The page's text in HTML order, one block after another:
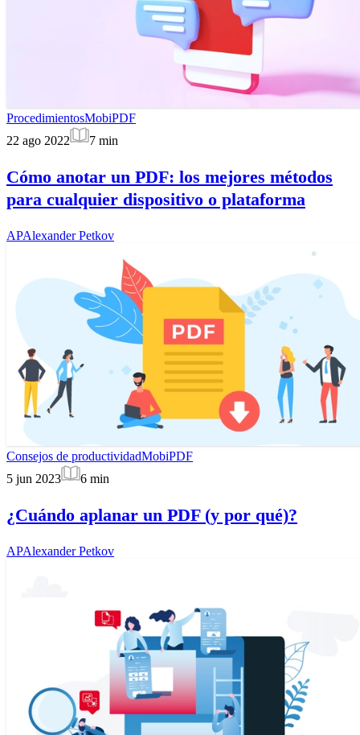
ProcedimientosMobiPDF
22 ago 2022
7 min
Cómo anotar un PDF: los mejores métodos
para cualquier dispositivo o plataforma
APAlexander Petkov
Consejos de productividadMobiPDF
5 jun 2023
6 min
¿Cuándo aplanar un PDF (y por qué)?
APAlexander Petkov